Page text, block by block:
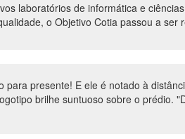
laboratórios de informática e
o Objetivo Cotia passou a
presente! E ele é notado à
brilhe suntuoso sobre o prédio.